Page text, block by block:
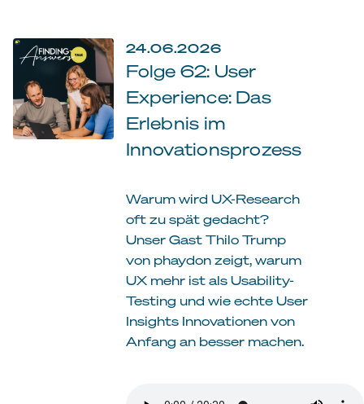
24.06.2026
Folge 62: User
Experience: Das
Erlebnis im
Innovationsprozess
Warum wird UX-Research
oft zu spät gedacht?
Unser Gast Thilo Trump
von phaydon zeigt, warum
UX mehr ist als Usability-
Testing und wie echte User
Insights Innovationen von
Anfang an besser machen.